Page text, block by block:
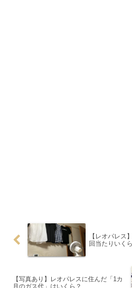
【レオパレス
回当たりいく
【写真あり】レオパレスに住んだ「1カ
月のガス代」はいくら？